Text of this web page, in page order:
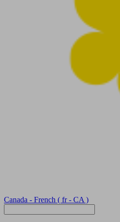
Canada - French ( fr - CA )